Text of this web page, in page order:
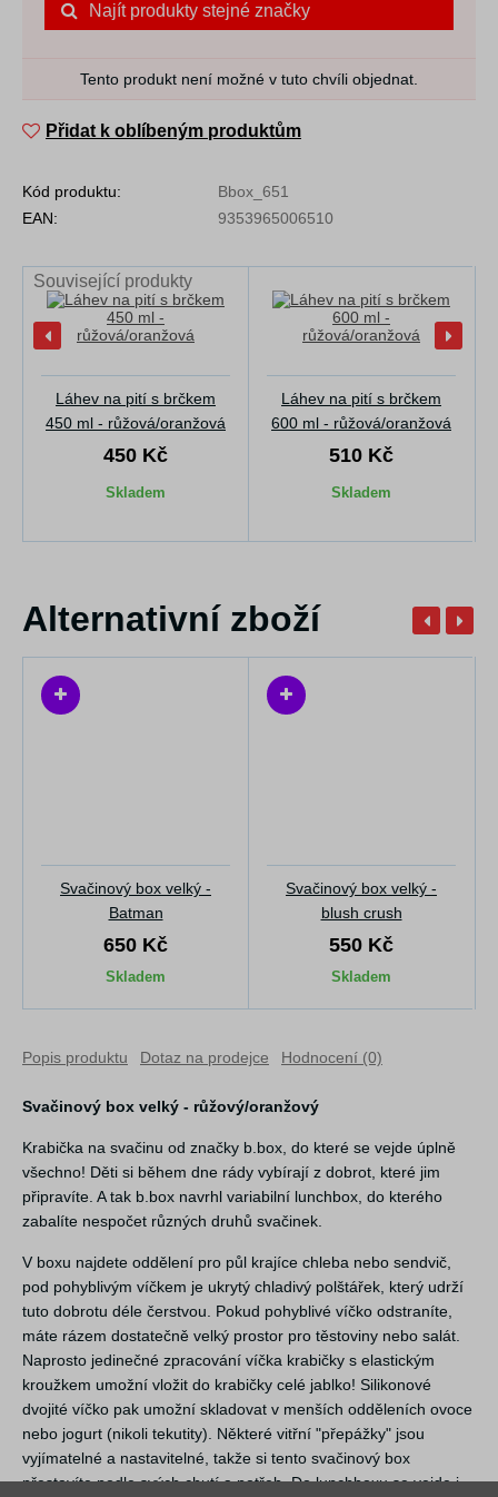
Najít produkty stejné značky
Tento produkt není možné v tuto chvíli objednat.
Přidat k oblíbeným produktům
Kód produktu:
Bbox_651
EAN:
9353965006510
Související produkty
Láhev na pití s brčkem
450 ml - růžová/oranžová
450 Kč
Skladem
Láhev na pití s brčkem
600 ml - růžová/oranžová
510 Kč
Skladem
Alternativní zboží
Svačinový box velký -
Batman
650 Kč
Skladem
Svačinový box velký -
blush crush
550 Kč
Skladem
Popis produktu Dotaz na prodejce Hodnocení (0)
Svačinový box velký - růžový/oranžový
Krabička na svačinu od značky b.box, do které se vejde úplně
všechno! Děti si během dne rády vybírají z dobrot, které jim
připravíte. A tak b.box navrhl variabilní lunchbox, do kterého
zabalíte nespočet různých druhů svačinek.
V boxu najdete oddělení pro půl krajíce chleba nebo sendvič,
pod pohyblivým víčkem je ukrytý chladivý polštářek, který udrží
tuto dobrotu déle čerstvou. Pokud pohyblivé víčko odstraníte,
máte rázem dostatečně velký prostor pro těstoviny nebo salát.
Naprosto jedinečné zpracování víčka krabičky s elastickým
kroužkem umožní vložit do krabičky celé jablko! Silikonové
dvojité víčko pak umožní skladovat v menších odděleních ovoce
nebo jogurt (nikoli tekutity). Některé vitřní "přepážky" jsou
vyjímatelné a nastavitelné, takže si tento svačinový box
přestavíte podle svých chutí a potřeb. Do lunchboxu se vejde i